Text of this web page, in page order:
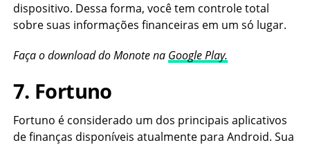
dispositivo. Dessa forma, você tem controle total
sobre suas informações financeiras em um só lugar.
Faça o download do Monote na Google Play.
7. Fortuno
Fortuno é considerado um dos principais aplicativos
de finanças disponíveis atualmente para Android. Sua